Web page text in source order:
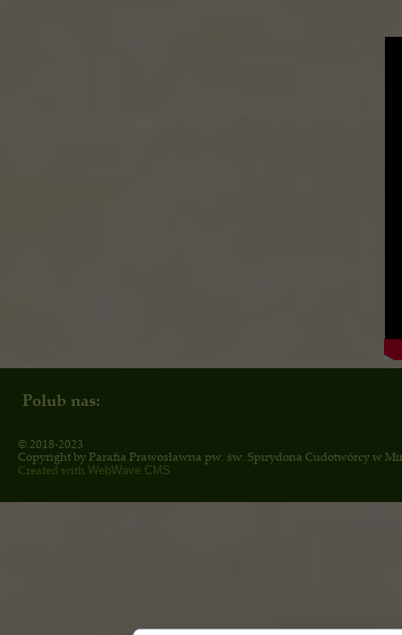
Polub nas:
© 2018-2023
Copyright byParafia Prawosławna pw. św. Spirydona Cudotwórcyw
Created with WebWave CMS